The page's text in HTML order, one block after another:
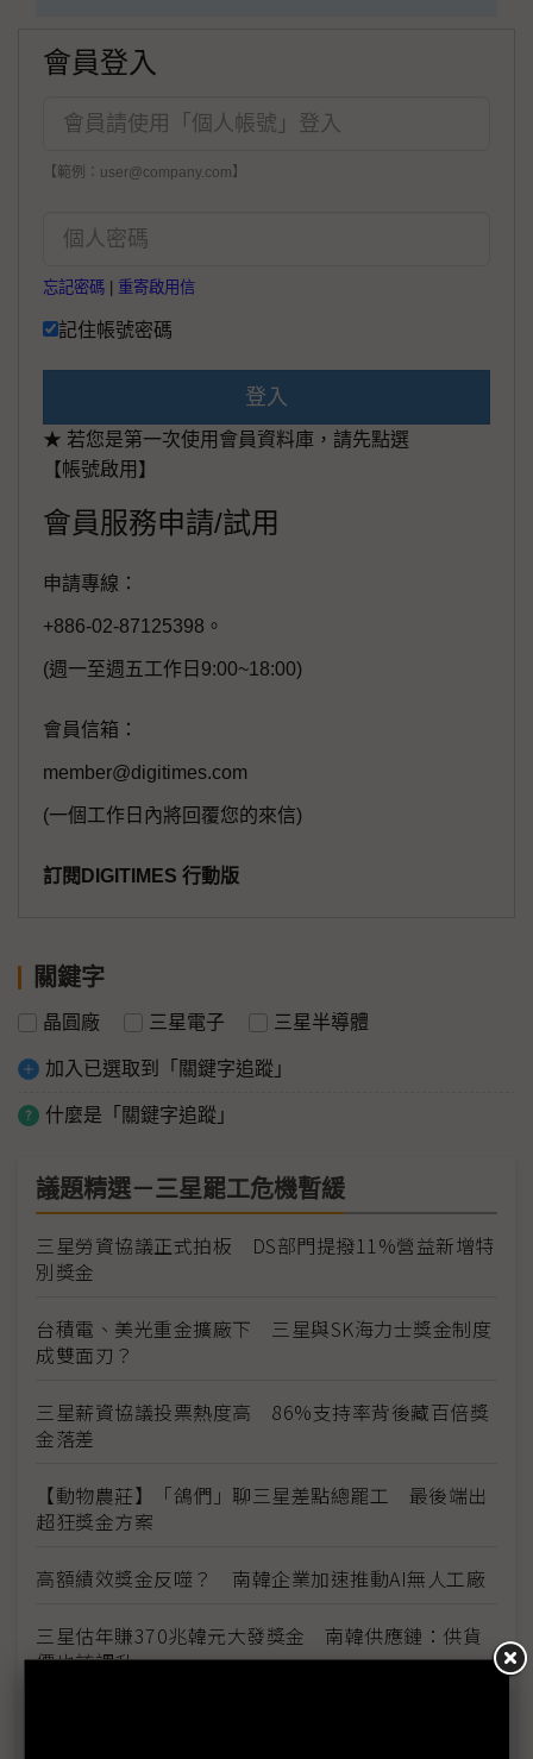
會員登入
【範例：user@company.com】
忘記密碼 重寄啟用信
記住帳號密碼
登入
★ 若您是第一次使用會員資料庫，請先點選
【帳號啟用】
會員服務申請/試用
申請專線：
+886-02-87125398。
(週一至週五工作日9:00~18:00)
會員信箱：
member@digitimes.com
(一個工作日內將回覆您的來信)
訂閱DIGITIMES 行動版
關鍵字
晶圓廠 三星電子 三星半導體
加入已選取到「關鍵字追蹤」
什麼是「關鍵字追蹤」
議題精選－三星罷工危機暫緩
三星勞資協議正式拍板 DS部門提撥11%營益新增特
別獎金
台積電、美光重金擴廠下 三星與SK海力士獎金制度
成雙面刃？
三星薪資協議投票熱度高 86%支持率背後藏百倍獎
金落差
【動物農莊】「鴿們」聊三星差點總罷工 最後端出
超狂獎金方案
高額績效獎金反噬？ 南韓企業加速推動AI無人工廠
三星估年賺370兆韓元大發獎金 南韓供應鏈：供貨
價也該調升